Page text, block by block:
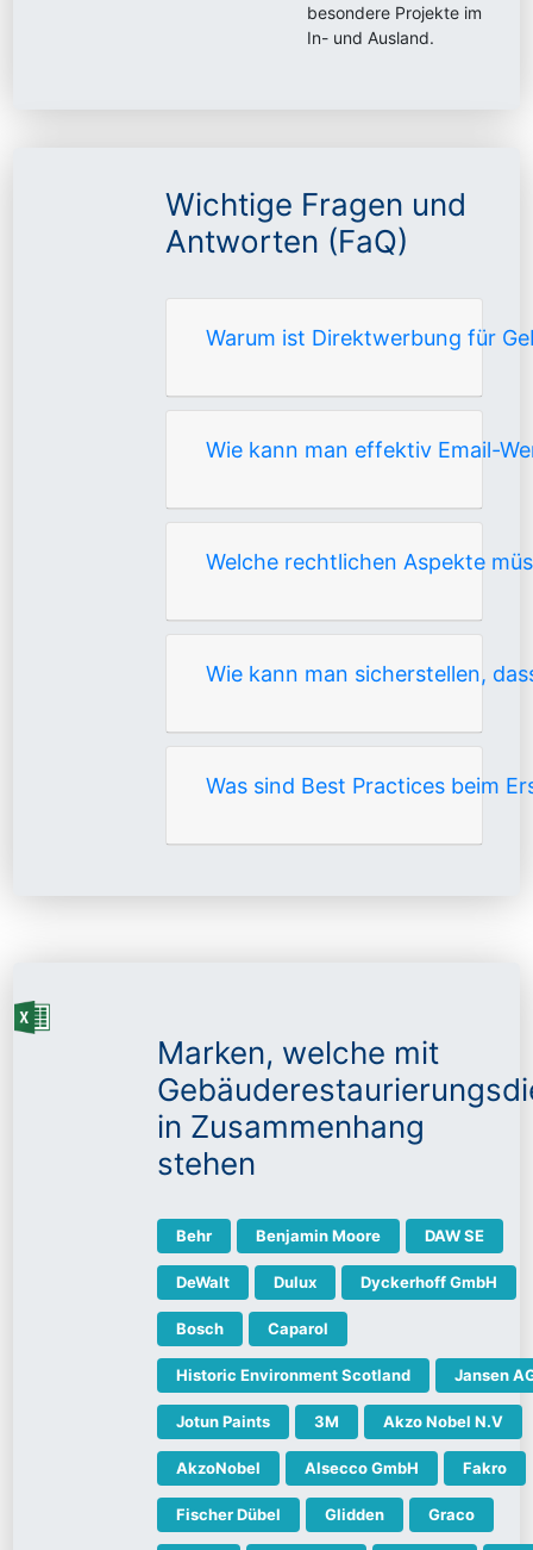
besondere Projekte im
In- und Ausland.
Wichtige Fragen und
Antworten (FaQ)
Warum ist Direktwerbung für
Wie kann man effektiv Email-
Welche rechtlichen Aspekte
Wie kann man sicherstellen,
Was sind Best Practices beim
Marken, welche mit
in Zusammenhang
stehen
Behr Benjamin Moore DAW SE
DeWalt Dulux Dyckerhoff GmbH
Bosch Caparol
Historic Environment Scotland Jansen
Jotun Paints 3M Akzo Nobel N.V
AkzoNobel Alsecco GmbH Fakro
Fischer Dübel Glidden Graco